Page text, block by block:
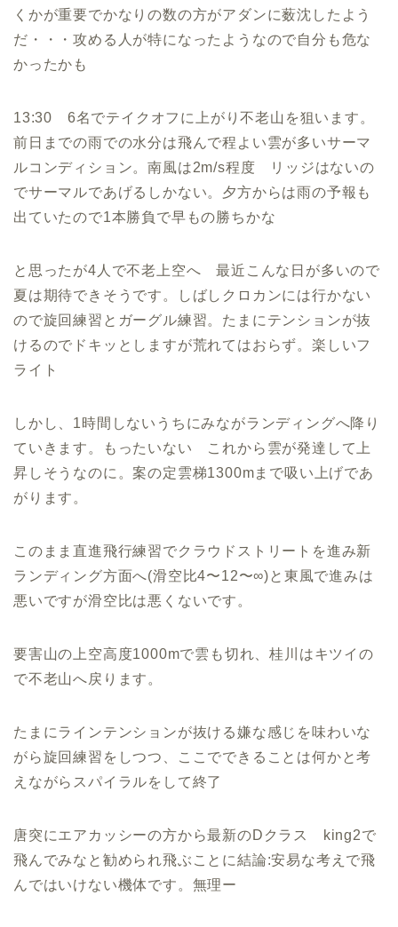
くかが重要でかなりの数の方がアダンに薮沈したよう
だ・・・攻める人が特になったようなので自分も危な
かったかも
13:30 6名でテイクオフに上がり不老山を狙います。
前日までの雨での水分は飛んで程よい雲が多いサーマ
ルコンディション。南風は2m/s程度 リッジはないの
でサーマルであげるしかない。夕方からは雨の予報も
出ていたので1本勝負で早もの勝ちかな
と思ったが4人で不老上空へ 最近こんな日が多いので
夏は期待できそうです。しばしクロカンには行かない
ので旋回練習とガーグル練習。たまにテンションが抜
けるのでドキッとしますが荒れてはおらず。楽しいフ
ライト
しかし、1時間しないうちにみながランディングへ降り
ていきます。もったいない これから雲が発達して上
昇しそうなのに。案の定雲梯1300mまで吸い上げであ
がります。
このまま直進飛行練習でクラウドストリートを進み新
ランディング方面へ(滑空比4〜12〜∞)と東風で進みは
悪いですが滑空比は悪くないです。
要害山の上空高度1000mで雲も切れ、桂川はキツイの
で不老山へ戻ります。
たまにラインテンションが抜ける嫌な感じを味わいな
がら旋回練習をしつつ、ここでできることは何かと考
えながらスパイラルをして終了
唐突にエアカッシーの方から最新のDクラス king2で
飛んでみなと勧められ飛ぶことに結論:安易な考えで飛
んではいけない機体です。無理ー